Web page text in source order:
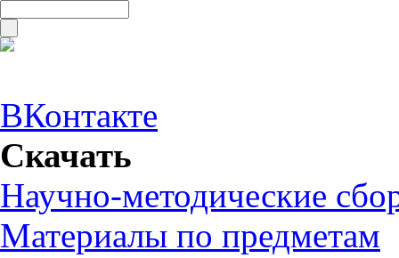
ВКонтакте
Скачать
Научно-методические
Материалы по предметам